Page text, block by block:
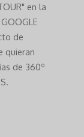
en la
de
quieran
de 360º